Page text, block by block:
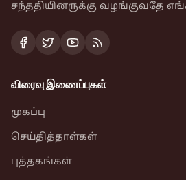
சந்ததியினருக்கு வழங்குவதே
விரைவு இணைப்புகள்
முகப்பு
செய்தித்தாள்கள்
புத்தகங்கள்